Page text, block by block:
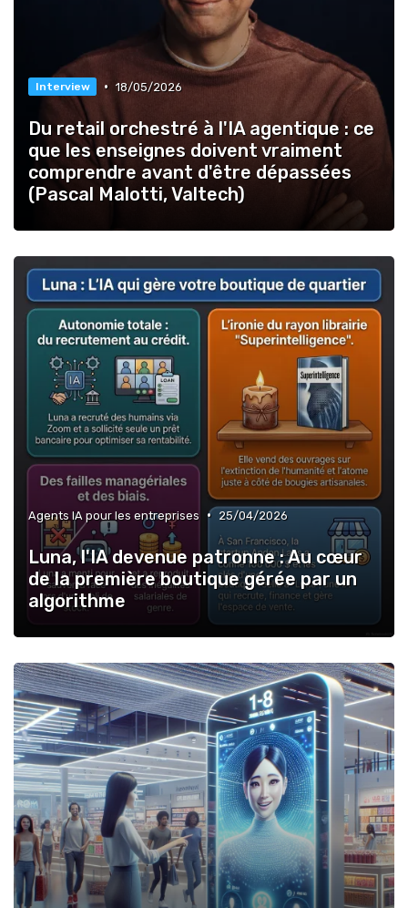
Interview • 18/05/2026
Du retail orchestré à l'IA agentique : ce
que les enseignes doivent vraiment
comprendre avant d'être dépassées
(Pascal Malotti, Valtech)
Agents IA pour les entreprises • 25/04/2026
Luna, l'IA devenue patronne : Au cœur
de la première boutique gérée par un
algorithme